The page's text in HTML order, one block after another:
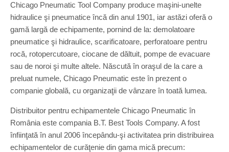
Chicago Pneumatic Tool Company produce maşini-unelte
hidraulice şi pneumatice încă din anul 1901, iar astăzi oferă o
gamă largă de echipamente, pornind de la: demolatoare
pneumatice şi hidraulice, scarificatoare, perforatoare pentru
rocă, rotopercutoare, ciocane de dăltuit, pompe de evacuare
sau de noroi şi multe altele. Născută în oraşul de la care a
preluat numele, Chicago Pneumatic este în prezent o
companie globală, cu organizaţii de vânzare în toată lumea.
Distribuitor pentru echipamentele Chicago Pneumatic în
România este compania B.T. Best Tools Company. A fost
înfiinţată în anul 2006 începându-şi activitatea prin distribuirea
echipamentelor de curăţenie din gama mică precum: